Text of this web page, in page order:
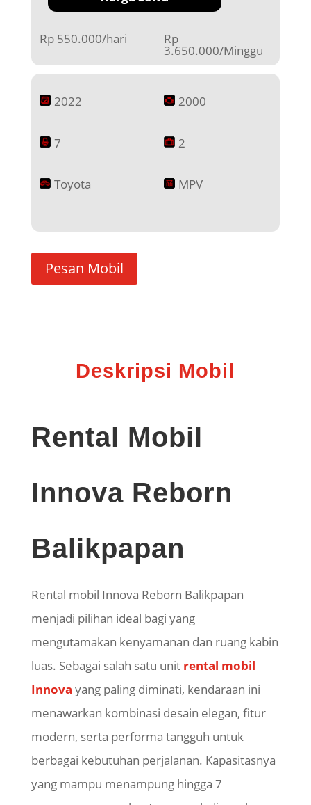
Rp 550.000/hari Rp
3.650.000/Minggu
2022 2000
7 2
Toyota MPV
Pesan Mobil
Deskripsi Mobil
Rental Mobil
Innova Reborn
Balikpapan
Rental mobil Innova Reborn Balikpapan
menjadi pilihan ideal bagi yang
mengutamakan kenyamanan dan ruang kabin
luas. Sebagai salah satu unit rental mobil
Innova yang paling diminati, kendaraan ini
menawarkan kombinasi desain elegan, fitur
modern, serta performa tangguh untuk
berbagai kebutuhan perjalanan. Kapasitasnya
yang mampu menampung hingga 7